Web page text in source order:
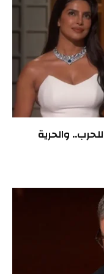
“لا للحرب.. والحرية